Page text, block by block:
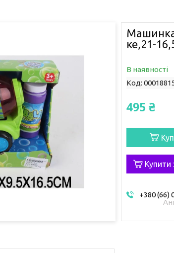
ке,21-
В наявності
Код:
495 ₴
Купити
+380 (66)